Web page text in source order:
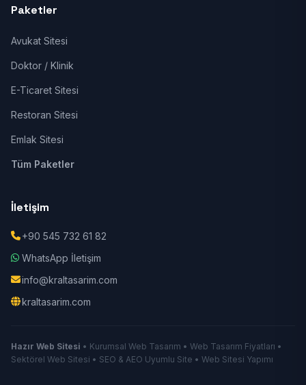
Paketler
Avukat Sitesi
Doktor / Klinik
E-Ticaret Sitesi
Restoran Sitesi
Emlak Sitesi
Tüm Paketler
İletişim
+90 545 732 61 82
WhatsApp İletişim
info@kraltasarim.com
kraltasarim.com
Hazır Web Sitesi • Kurumsal Web Tasarım • Web Tasarım Fiyatları •
Sektörel Web Sitesi • SEO & AEO Uyumlu Site • Web Sitesi Yapımı